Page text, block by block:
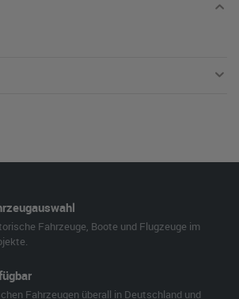
Fahrzeuge, Boote und Flugzeuge im
Fahrzeugen überall in Deutschland und